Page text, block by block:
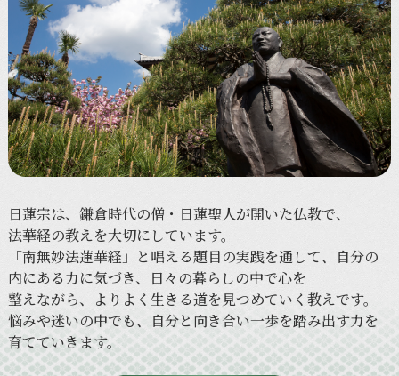
日蓮宗は、 鎌倉時代の僧・ 日蓮聖人が開いた仏教で、
法華経の教えを大切にしています。
「南無妙法蓮華経」と唱える題目の実践を通して、
自分の
内にある力に気づき、 日々の暮らしの中で心を
整えながら、
より よく 生きる道を見つめていく 教えです。
悩みや迷いの中でも、 自分と向き合い一歩を踏み出す力を
育てていきます。